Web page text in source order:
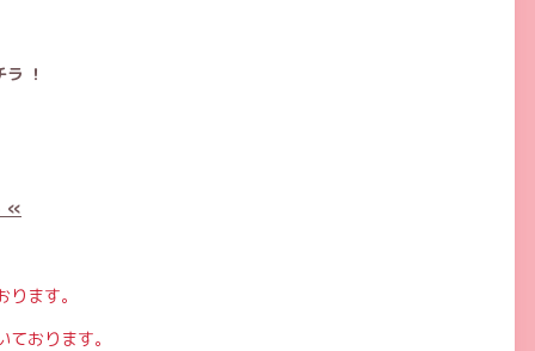
！
«
ます。
おります。